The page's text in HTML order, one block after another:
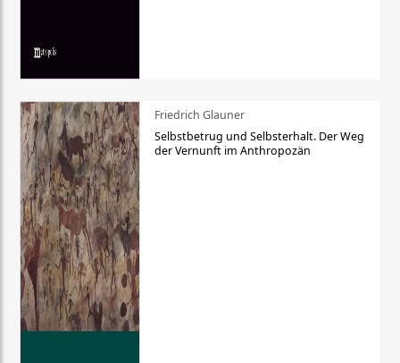
Friedrich Glauner
Selbstbetrug und Selbsterhalt. Der Weg
der Vernunft im Anthropozän